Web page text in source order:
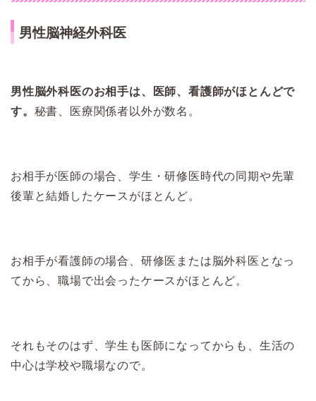
男性脳神経外科医
男性脳外科医のお相手は、医師、看護師がほとんどで
す。 秘書、医療関係者以外が数名。
お相手が医師の場合、学生・研修医時代の同期や先輩
後輩と結婚したケースがほとんど。
お相手が看護師の場合、研修医または脳外科医となっ
てから、職場で出会ったケースがほとんど。
それもそのはず、学生も医師になってからも、生活の
中心は学校や職場なので。